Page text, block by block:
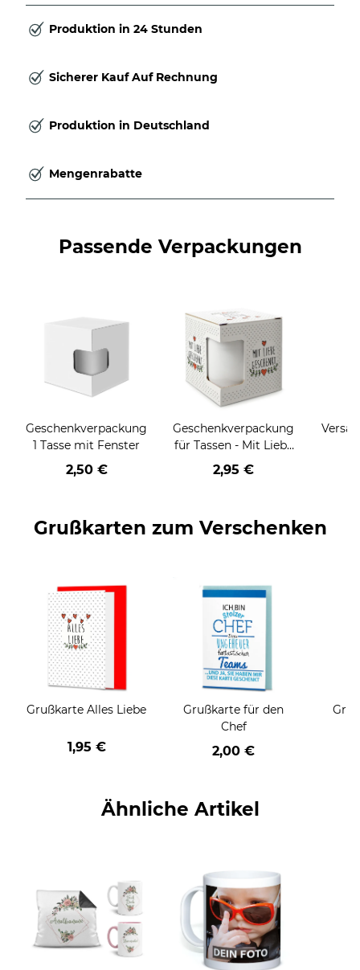
Produktion in 24 Stunden
Sicherer Kauf Auf Rechnung
Produktion in Deutschland
Mengenrabatte
Passende Verpackungen
Geschenkverpackung
1 Tasse mit Fenster
2,50 €
Geschenkverpackung
für Tassen - Mit Liebe
geschenkt
2,95 €
Grußkarten zum Verschenken
Grußkarte Alles Liebe
1,95 €
Grußkarte für den
Chef
2,00 €
Ähnliche Artikel